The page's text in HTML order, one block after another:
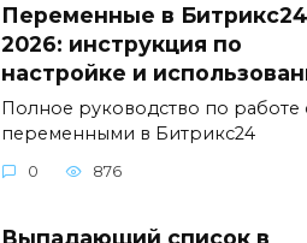
Переменные в
2026: инструкция по
настройке и
Полное руководство по работе
переменными в Битрикс24
0 876
Выпадающий список в